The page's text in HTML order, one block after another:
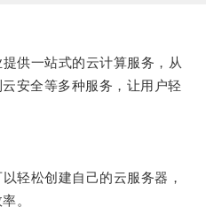
一站式的云计算服务，从
安全等多种服务，让用户轻
松创建自己的云服务器，
。